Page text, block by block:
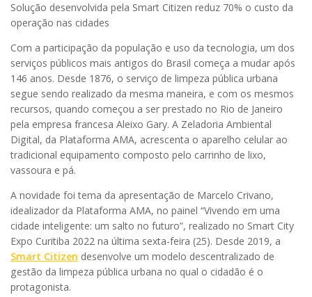
Solução desenvolvida pela Smart Citizen reduz 70% o custo da
operação nas cidades
Com a participação da população e uso da tecnologia, um dos
serviços públicos mais antigos do Brasil começa a mudar após
146 anos. Desde 1876, o serviço de limpeza pública urbana
segue sendo realizado da mesma maneira, e com os mesmos
recursos, quando começou a ser prestado no Rio de Janeiro
pela empresa francesa Aleixo Gary. A Zeladoria Ambiental
Digital, da Plataforma AMA, acrescenta o aparelho celular ao
tradicional equipamento composto pelo carrinho de lixo,
vassoura e pá.
A novidade foi tema da apresentação de Marcelo Crivano,
idealizador da Plataforma AMA, no painel “Vivendo em uma
cidade inteligente: um salto no futuro”, realizado no Smart City
Expo Curitiba 2022 na última sexta-feira (25). Desde 2019, a
Smart Citizen desenvolve um modelo descentralizado de
gestão da limpeza pública urbana no qual o cidadão é o
protagonista.